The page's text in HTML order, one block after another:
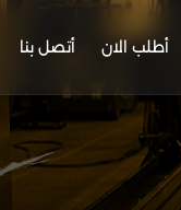
أطلب الان أتصل بنا